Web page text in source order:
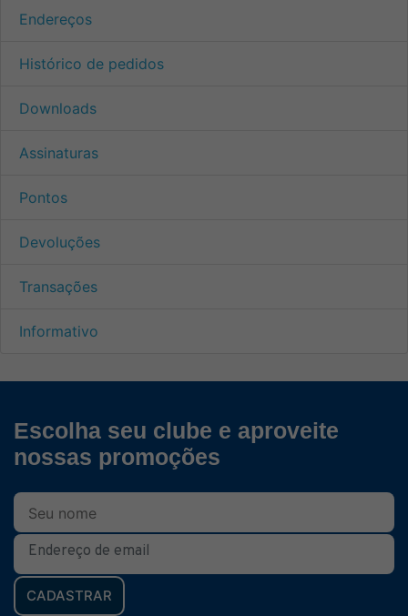
Endereços
Histórico de pedidos
Downloads
Assinaturas
Pontos
Devoluções
Transações
Informativo
Escolha seu clube e aproveite
nossas promoções
CADASTRAR